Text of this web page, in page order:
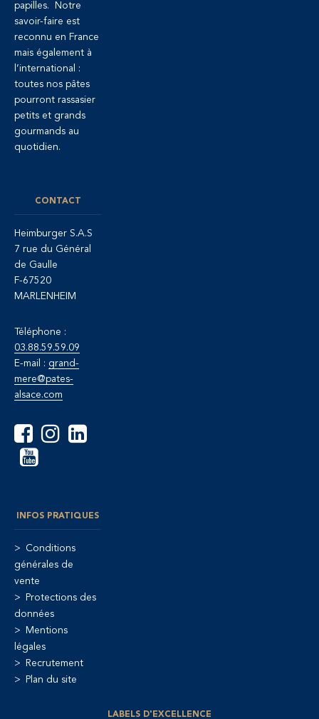
papilles. Notre
savoir-faire est
reconnu en France
mais également à
l’international :
toutes nos pâtes
pourront rassasier
petits et grands
gourmands au
quotidien.
CONTACT
Heimburger S.A.S
7 rue du Général
de Gaulle
F-67520
MARLENHEIM
Téléphone :
03.88.59.59.09
E-mail : grand-
mere@pates-
alsace.com
INFOS PRATIQUES
Conditions
générales de
vente
Protections des
données
Mentions
légales
Recrutement
Plan du site
LABELS D'EXCELLENCE